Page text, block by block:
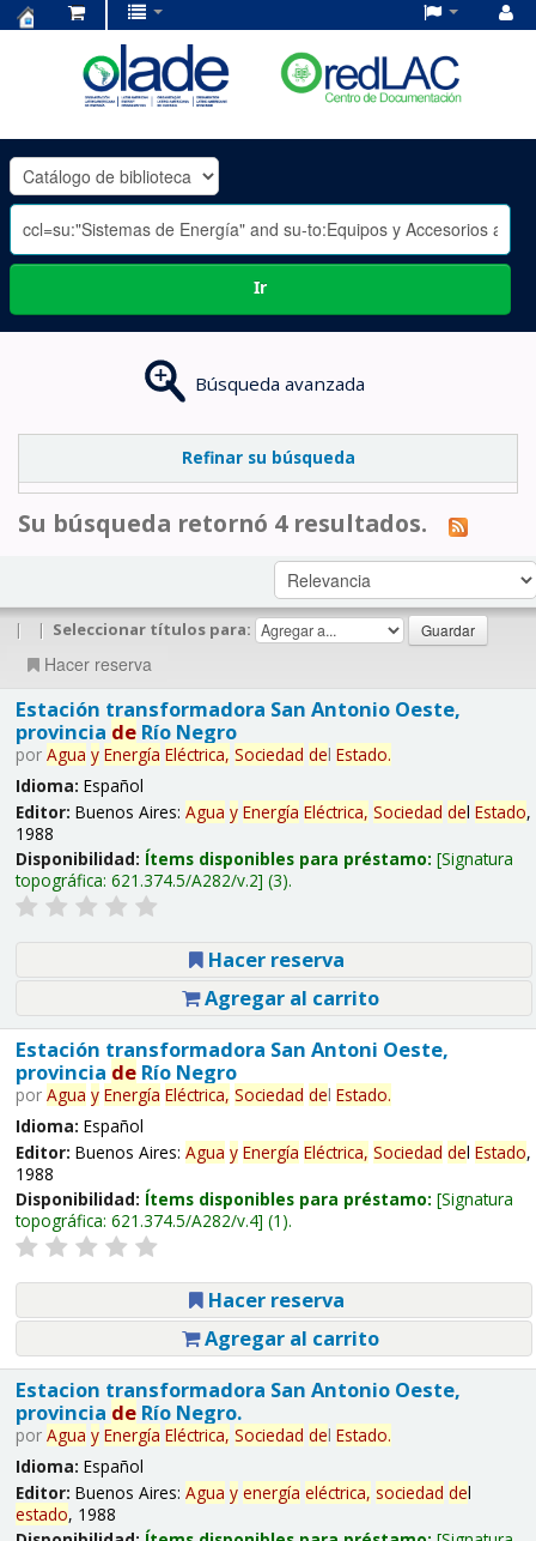
OLADE
-
Ir
Búsqueda avanzada
Refinar su búsqueda
Su búsqueda retornó 4 resultados.
| | Seleccionar títulos para:
Hacer reserva
Estación transformadora San Antonio Oeste,
provincia deRío Negro
por Agua y Energía Eléctrica, Sociedad del Estado.
Idioma: Español
Editor: Buenos Aires: Agua y Energía Eléctrica, Sociedad del Estado,
1988
Disponibilidad: Ítems disponibles para préstamo: Signatura
topográfica: 621.374.5/A282/v.2 (3).
Hacer reserva
Agregar al carrito
Estación transformadora San Antoni Oeste,
provincia deRío Negro
por Agua y Energía Eléctrica, Sociedad del Estado.
Idioma: Español
Editor: Buenos Aires: Agua y Energía Eléctrica, Sociedad del Estado,
1988
Disponibilidad: Ítems disponibles para préstamo: Signatura
topográfica: 621.374.5/A282/v.4 (1).
Hacer reserva
Agregar al carrito
Estacion transformadora San Antonio Oeste,
provincia deRío Negro.
por Agua y Energía Eléctrica, Sociedad del Estado.
Idioma: Español
Editor: Buenos Aires: Agua y energía eléctrica, sociedad del
estado, 1988